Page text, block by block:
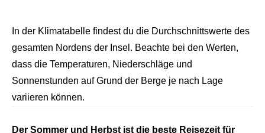
In der Klimatabelle findest du die Durchschnittswerte des
gesamten Nordens der Insel. Beachte bei den Werten,
dass die Temperaturen, Niederschläge und
Sonnenstunden auf Grund der Berge je nach Lage
variieren können.
Der Sommer und Herbst ist die beste Reisezeit für